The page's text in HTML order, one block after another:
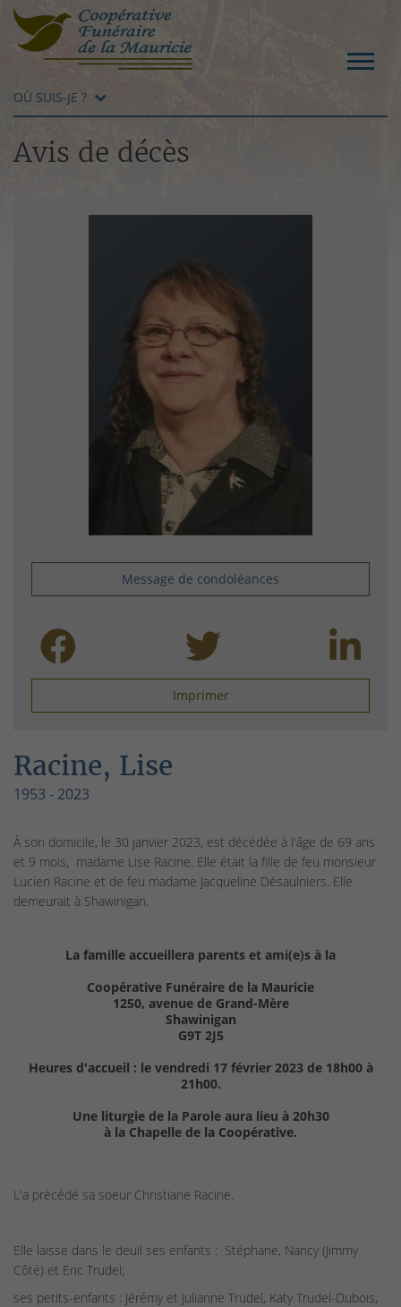
OÙ SUIS-JE ?
Avis de décès
Message de condoléances
Imprimer
Racine, Lise
1953 - 2023
À son domicile, le 30 janvier 2023, est décédée à l'âge de 69 ans
et 9 mois, madame Lise Racine. Elle était la fille de feu monsieur
Lucien Racine et de feu madame Jacqueline Désaulniers. Elle
demeurait à Shawinigan.
La famille accueillera parents et ami(e)s à la
Coopérative Funéraire de la Mauricie
1250, avenue de Grand-Mère
Shawinigan
G9T 2J5
Heures d'accueil : le vendredi 17 février 2023 de 18h00 à
21h00.
Une liturgie de la Parole aura lieu à 20h30
à la Chapelle de la Coopérative.
L'a précédé sa soeur Christiane Racine.
Elle laisse dans le deuil ses enfants : Stéphane, Nancy (Jimmy
Côté) et Eric Trudel;
ses petits-enfants : Jérémy et Julianne Trudel, Katy Trudel-Dubois,